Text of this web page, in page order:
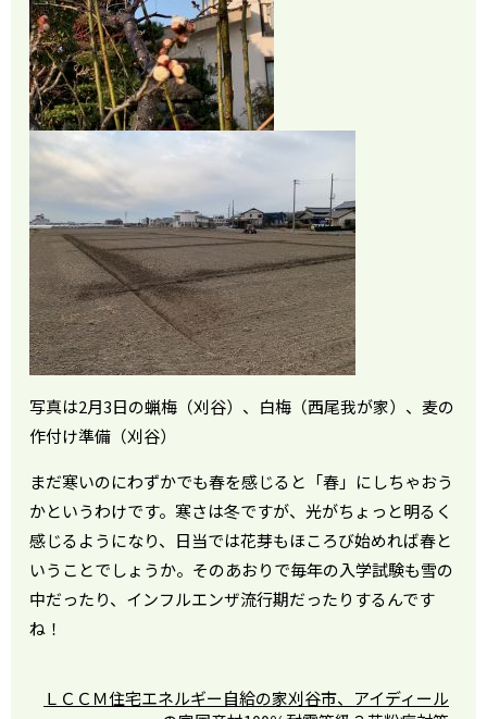
写真は2月3日の蝋梅（刈谷）、白梅（西尾我が家）、麦の
作付け準備（刈谷）
まだ寒いのにわずかでも春を感じると「春」にしちゃおう
かというわけです。寒さは冬ですが、光がちょっと明るく
感じるようになり、日当では花芽もほころび始めれば春と
いうことでしょうか。そのあおりで毎年の入学試験も雪の
中だったり、インフルエンザ流行期だったりするんです
ね！
ＬＣＣＭ住宅エネルギー自給の家刈谷市、アイディール